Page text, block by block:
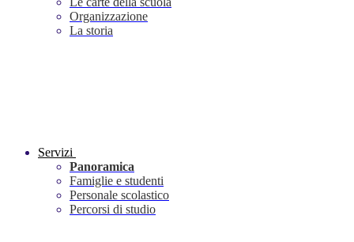
Organizzazione
La storia
Servizi
Panoramica
Famiglie e studenti
Personale scolastico
Percorsi di studio